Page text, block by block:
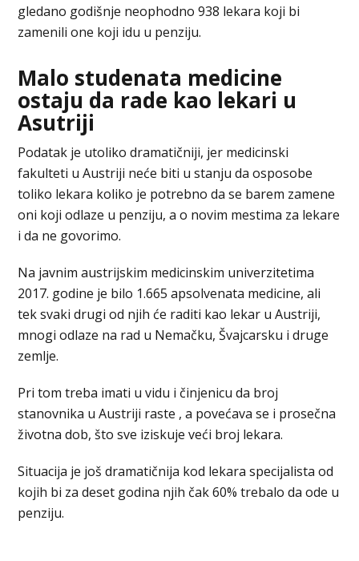
gledano godišnje neophodno 938 lekara koji bi
zamenili one koji idu u penziju.
Malo studenata medicine
ostaju da rade kao lekari u
Asutriji
Podatak je utoliko dramatičniji, jer medicinski
fakulteti u Austriji neće biti u stanju da osposobe
toliko lekara koliko je potrebno da se barem zamene
oni koji odlaze u penziju, a o novim mestima za lekare
i da ne govorimo.
Na javnim austrijskim medicinskim univerzitetima
2017. godine je bilo 1.665 apsolvenata medicine, ali
tek svaki drugi od njih će raditi kao lekar u Austriji,
mnogi odlaze na rad u Nemačku, Švajcarsku i druge
zemlje.
Pri tom treba imati u vidu i činjenicu da broj
stanovnika u Austriji raste , a povećava se i prosečna
životna dob, što sve iziskuje veći broj lekara.
Situacija je još dramatičnija kod lekara specijalista od
kojih bi za deset godina njih čak 60% trebalo da ode u
penziju.